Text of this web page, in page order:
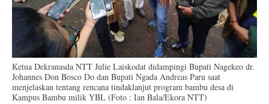
Ketua Dekranasda NTT Julie Laiskodat didampingi Bupati Nagekeo dr.
Johannes Don Bosco Do dan Bupati Ngada Andreas Paru saat
menjelaskan tentang rencana tindaklanjut program bambu desa di
Kampus Bambu milik YBL (Foto : Ian Bala/Ekora NTT)